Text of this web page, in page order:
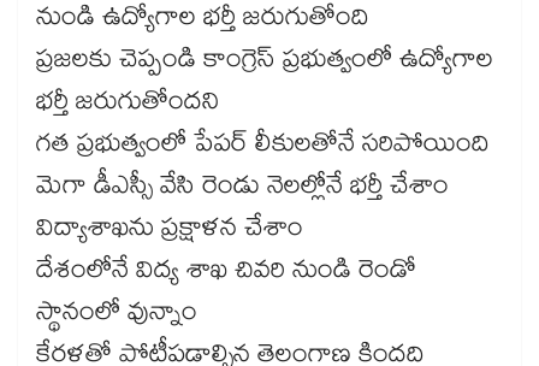
నుండి ఉద్యోగాల భర్తీ జరుగుతోంది
ప్రజలకు చెప్పండి కాంగ్రెస్ ప్రభుత్వంలో ఉద్యోగాల
భర్తీ జరుగుతోందని
గత ప్రభుత్వంలో పేపర్ లీకులతోనే సరిపోయింది
మెగా డీఎస్సీ వేసి రెండు నెలల్లోనే భర్తీ చేశాం
విద్యాశాఖను ప్రక్షాళన చేశాం
దేశంలోనే విద్య శాఖ చివరి నుండి రెండో
స్థానంలో వున్నాం